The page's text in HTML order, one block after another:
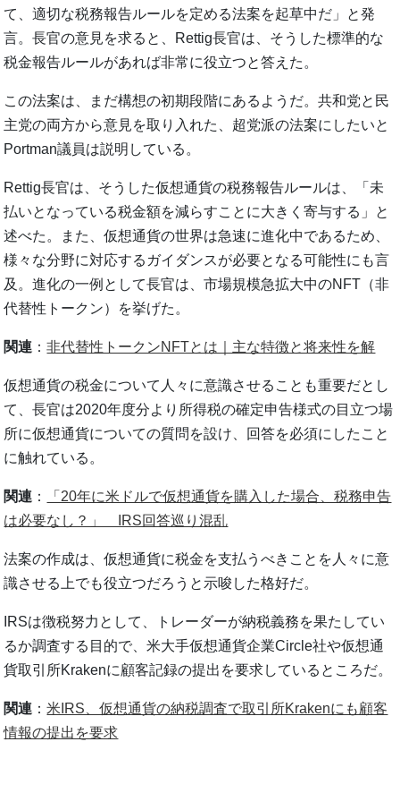
て、適切な税務報告ルールを定める法案を起草中だ」と発
言。長官の意見を求ると、Rettig長官は、そうした標準的な
税金報告ルールがあれば非常に役立つと答えた。
この法案は、まだ構想の初期段階にあるようだ。共和党と民
主党の両方から意見を取り入れた、超党派の法案にしたいと
Portman議員は説明している。
Rettig長官は、そうした仮想通貨の税務報告ルールは、「未
払いとなっている税金額を減らすことに大きく寄与する」と
述べた。また、仮想通貨の世界は急速に進化中であるため、
様々な分野に対応するガイダンスが必要となる可能性にも言
及。進化の一例として長官は、市場規模急拡大中のNFT（非
代替性トークン）を挙げた。
関連 ：非代替性トークンNFTとは｜主な特徴と将来性を解
仮想通貨の税金について人々に意識させることも重要だとし
て、長官は2020年度分より所得税の確定申告様式の目立つ場
所に仮想通貨についての質問を設け、回答を必須にしたこと
に触れている。
関連 ：
「20年に米ドルで仮想通貨を購入した場合、税務申告
は必要なし？」 IRS回答巡り混乱
法案の作成は、仮想通貨に税金を支払うべきことを人々に意
識させる上でも役立つだろうと示唆した格好だ。
IRSは徴税努力として、トレーダーが納税義務を果たしてい
るか調査する目的で、米大手仮想通貨企業Circle社や仮想通
貨取引所Krakenに顧客記録の提出を要求しているところだ。
関連 ：米IRS、仮想通貨の納税調査で取引所Krakenにも顧客
情報の提出を要求